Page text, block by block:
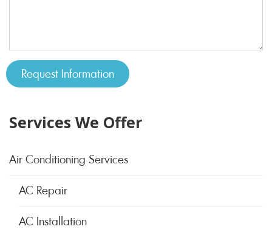
Services We Offer
Air Conditioning Services
AC Repair
AC Installation